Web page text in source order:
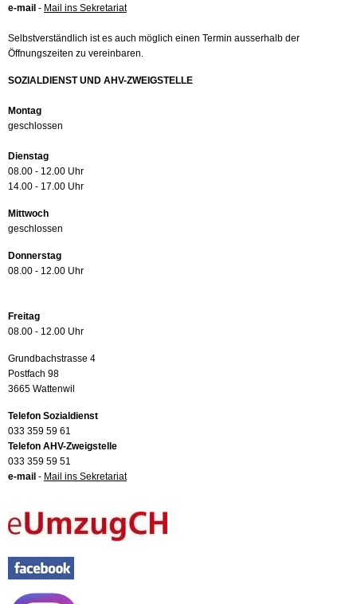
e-mail - Mail ins Sekretariat
Selbstverständlich ist es auch möglich einen Termin ausserhalb der
Öffnungszeiten zu vereinbaren.
SOZIALDIENST UND AHV-ZWEIGSTELLE
Montag
geschlossen
Dienstag
08.00 - 12.00 Uhr
14.00 - 17.00 Uhr
Mittwoch
geschlossen
Donnerstag
08.00 - 12.00 Uhr
Freitag
08.00 - 12.00 Uhr
Grundbachstrasse 4
Postfach 98
3665 Wattenwil
Telefon Sozialdienst
033 359 59 61
Telefon AHV-Zweigstelle
033 359 59 51
e-mail - Mail ins Sekretariat